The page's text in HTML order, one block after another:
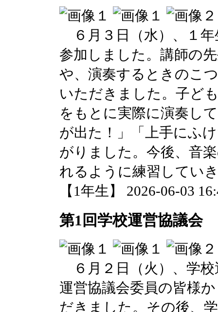
６月３日（水）、１
参加しました。講師の
や、演奏するときのこ
いただきました。子ど
をもとに実際に演奏し
が出た！」「上手にふ
がりました。今後、音
れるように練習してい
【1年生】 2026-06-03
第1回学校運営協議会
６月２日（火）、学
運営協議会委員の皆様
だきました。その後、